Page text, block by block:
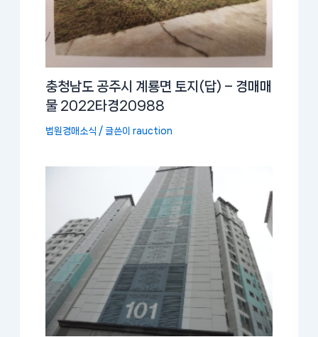
충청남도 공주시 계룡면 토지(답) – 경매매
물 2022타경20988
법원경매소식 / 글쓴이rauction